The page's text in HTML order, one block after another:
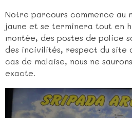
Notre parcours commence au
jaune et se terminera tout en
montée, des postes de police
des incivilités, respect du site
cas de malaise, nous ne
exacte.